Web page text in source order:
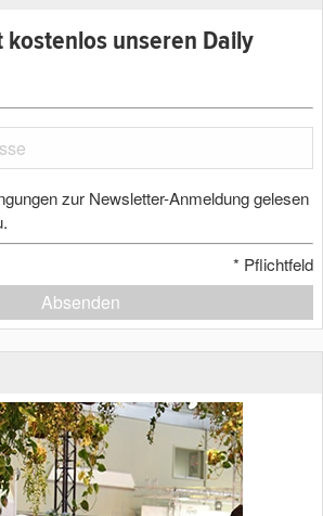
unseren Daily
zur Newsletter-Anmeldung gelesen
* Pflichtfeld
Absenden